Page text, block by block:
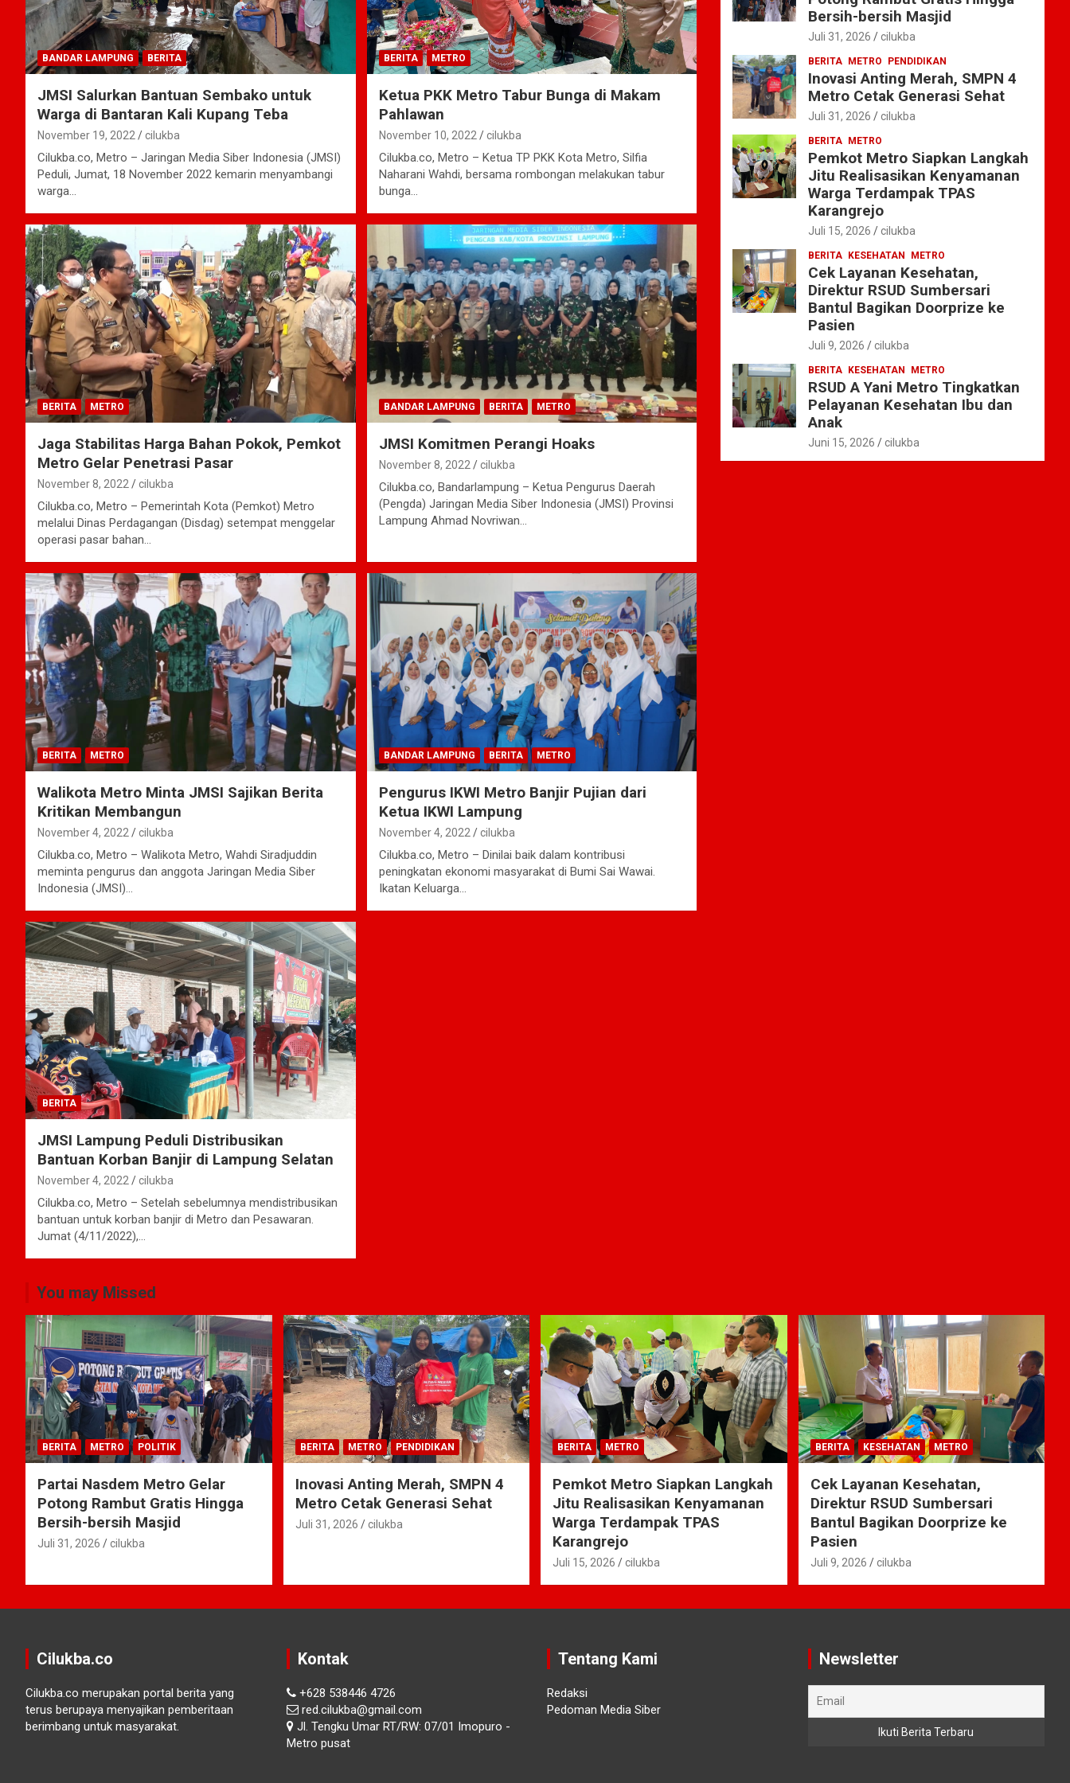
BANDAR LAMPUNG BERITA
JMSI Salurkan Bantuan Sembako untuk
Warga di Bantaran Kali Kupang Teba
November 19, 2022 cilukba
Cilukba.co, Metro – Jaringan Media Siber Indonesia (JMSI)
Peduli, Jumat, 18 November 2022 kemarin menyambangi
warga…
BERITA METRO
Ketua PKK Metro Tabur Bunga di Makam
Pahlawan
November 10, 2022 cilukba
Cilukba.co, Metro – Ketua TP PKK Kota Metro, Silfia
Naharani Wahdi, bersama rombongan melakukan tabur
bunga…
BERITA METRO
Jaga Stabilitas Harga Bahan Pokok, Pemkot
Metro Gelar Penetrasi Pasar
November 8, 2022 cilukba
Cilukba.co, Metro – Pemerintah Kota (Pemkot) Metro
melalui Dinas Perdagangan (Disdag) setempat menggelar
operasi pasar bahan…
BANDAR LAMPUNG BERITA METRO
JMSI Komitmen Perangi Hoaks
November 8, 2022 cilukba
Cilukba.co, Bandarlampung – Ketua Pengurus Daerah
(Pengda) Jaringan Media Siber Indonesia (JMSI) Provinsi
Lampung Ahmad Novriwan…
BERITA METRO
Walikota Metro Minta JMSI Sajikan Berita
Kritikan Membangun
November 4, 2022 cilukba
Cilukba.co, Metro – Walikota Metro, Wahdi Siradjuddin
meminta pengurus dan anggota Jaringan Media Siber
Indonesia (JMSI)…
BANDAR LAMPUNG BERITA METRO
Pengurus IKWI Metro Banjir Pujian dari
Ketua IKWI Lampung
November 4, 2022 cilukba
Cilukba.co, Metro – Dinilai baik dalam kontribusi
peningkatan ekonomi masyarakat di Bumi Sai Wawai.
Ikatan Keluarga…
BERITA
JMSI Lampung Peduli Distribusikan
Bantuan Korban Banjir di Lampung Selatan
November 4, 2022 cilukba
Cilukba.co, Metro – Setelah sebelumnya mendistribusikan
bantuan untuk korban banjir di Metro dan Pesawaran.
Jumat (4/11/2022),…
Bersih-bersih Masjid
Juli 31, 2026 cilukba
BERITA METRO PENDIDIKAN
Inovasi Anting Merah, SMPN 4
Metro Cetak Generasi Sehat
Juli 31, 2026 cilukba
BERITA METRO
Pemkot Metro Siapkan Langkah
Jitu Realisasikan Kenyamanan
Warga Terdampak TPAS
Karangrejo
Juli 15, 2026 cilukba
BERITA KESEHATAN METRO
Cek Layanan Kesehatan,
Direktur RSUD Sumbersari
Bantul Bagikan Doorprize ke
Pasien
Juli 9, 2026 cilukba
BERITA KESEHATAN METRO
RSUD A Yani Metro Tingkatkan
Pelayanan Kesehatan Ibu dan
Anak
Juni 15, 2026 cilukba
You may Missed
BERITA METRO POLITIK
Partai Nasdem Metro Gelar
Potong Rambut Gratis Hingga
Bersih-bersih Masjid
Juli 31, 2026 cilukba
BERITA METRO PENDIDIKAN
Inovasi Anting Merah, SMPN 4
Metro Cetak Generasi Sehat
Juli 31, 2026 cilukba
BERITA METRO
Pemkot Metro Siapkan Langkah
Jitu Realisasikan Kenyamanan
Warga Terdampak TPAS
Karangrejo
Juli 15, 2026 cilukba
BERITA KESEHATAN METRO
Cek Layanan Kesehatan,
Direktur RSUD Sumbersari
Bantul Bagikan Doorprize ke
Pasien
Juli 9, 2026 cilukba
Cilukba.co
Cilukba.co merupakan portal berita yang
terus berupaya menyajikan pemberitaan
berimbang untuk masyarakat.
Kontak
+628 538446 4726
red.cilukba@gmail.com
Jl. Tengku Umar RT/RW: 07/01 Imopuro -
Metro pusat
Tentang Kami
Redaksi
Pedoman Media Siber
Newsletter